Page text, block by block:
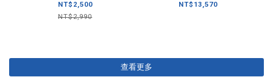
NT$2,500
NT$2,990
NT$13,570
查看更多